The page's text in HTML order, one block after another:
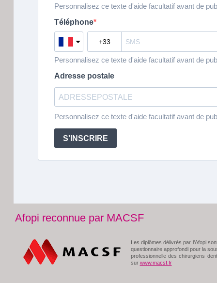
Afopi reconnue par MACSF
Les diplômes délivrés par l’Afopi
questionnaire approfondi pour la
professionnelle des chirurgiens
sur www.macsf.fr